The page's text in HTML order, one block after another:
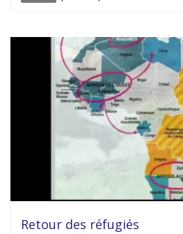
Retour des réfugiés